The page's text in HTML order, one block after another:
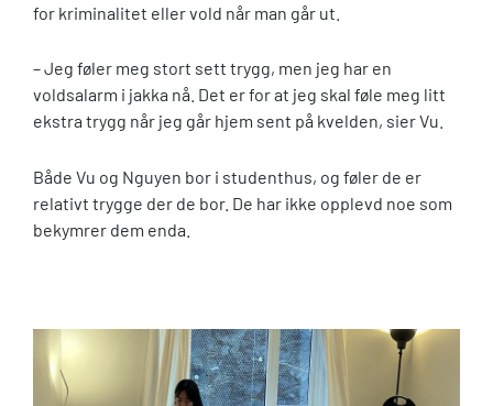
for kriminalitet eller vold når man går ut.
– Jeg føler meg stort sett trygg, men jeg har en
voldsalarm i jakka nå. Det er for at jeg skal føle meg litt
ekstra trygg når jeg går hjem sent på kvelden, sier Vu.
Både Vu og Nguyen bor i studenthus, og føler de er
relativt trygge der de bor. De har ikke opplevd noe som
bekymrer dem enda.